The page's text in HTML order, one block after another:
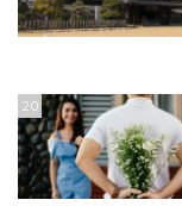
20